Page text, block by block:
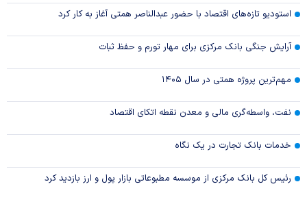
استودیو تازه‌های اقتصاد با حضور عبدالناصر همتی آغاز به کار کرد
آرایش جنگی بانک مرکزی برای مهار تورم و حفظ ثبات
مهم‌ترین پروژه همتی در سال ۱۴۰۵
نفت، واسطه‌گری مالی و معدن نقطه اتکای اقتصاد
خدمات بانک تجارت در یک نگاه
رئیس کل بانک مرکزی از موسسه مطبوعاتی بازار پول و ارز بازدید کرد